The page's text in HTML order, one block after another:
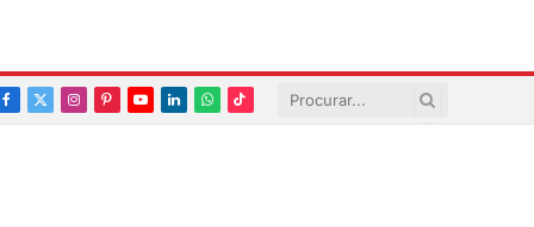
Facebook
X
Instagram
PinterestYouTubeLinkedInWhatsapp
TikTok